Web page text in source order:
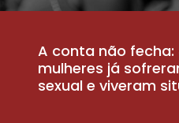
A conta não fecha:
mulheres já
sexual e viveram